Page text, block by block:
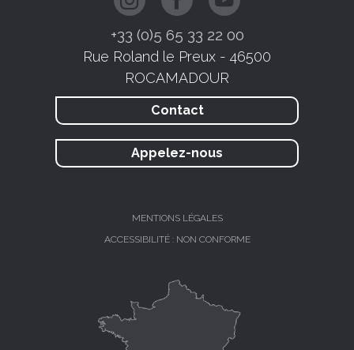
+33 (0)5 65 33 22 00
Rue Roland le Preux - 46500
ROCAMADOUR
Contact
Appelez-nous
MENTIONS LÉGALES
ACCESSIBILITÉ : NON CONFORME